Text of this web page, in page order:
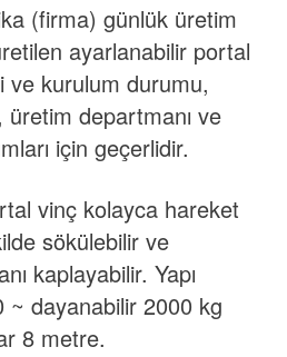
(firma) günlük üretim
ayarlanabilir portal
ve kurulum durumu,
üretim departmanı ve
için geçerlidir.
vinç kolayca hareket
sökülebilir ve
kaplayabilir. Yapı
~ dayanabilir 2000 kg
8 metre.